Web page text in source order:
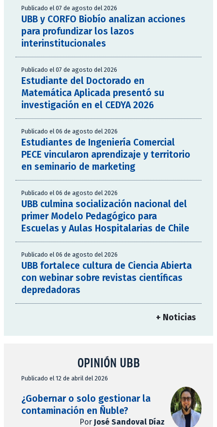
Publicado el 07 de agosto del 2026
UBB y CORFO Biobío analizan acciones
para profundizar los lazos
interinstitucionales
Publicado el 07 de agosto del 2026
Estudiante del Doctorado en
Matemática Aplicada presentó su
investigación en el CEDYA 2026
Publicado el 06 de agosto del 2026
Estudiantes de Ingeniería Comercial
PECE vincularon aprendizaje y territorio
en seminario de marketing
Publicado el 06 de agosto del 2026
UBB culmina socialización nacional del
primer Modelo Pedagógico para
Escuelas y Aulas Hospitalarias de Chile
Publicado el 06 de agosto del 2026
UBB fortalece cultura de Ciencia Abierta
con webinar sobre revistas científicas
depredadoras
+ Noticias
OPINIÓN UBB
Publicado el 12 de abril del 2026
¿Gobernar o solo gestionar la
contaminación en Ñuble?
Por José Sandoval Díaz